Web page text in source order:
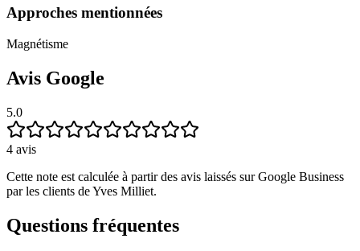
Approches mentionnées
Magnétisme
Avis Google
5.0
4 avis
Cette note est calculée à partir des avis laissés sur Google Business
par les clients deYves Milliet.
Questions fréquentes